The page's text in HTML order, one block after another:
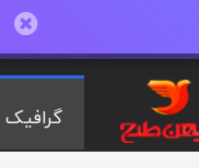
گرافیک